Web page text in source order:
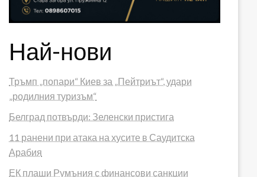
Най-нови
Тръмп „попари“ Киев за „Пейтриът“, удари
„родилния туризъм“
Белград потвърди: Зеленски пристига
11 ранени при атака на хусите в Саудитска
Арабия
ЕК плаши Румъния с финансови санкции